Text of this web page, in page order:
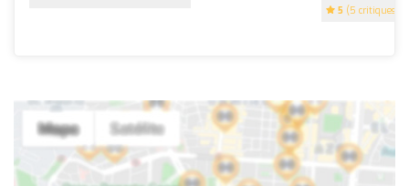
5 (5 critiques)